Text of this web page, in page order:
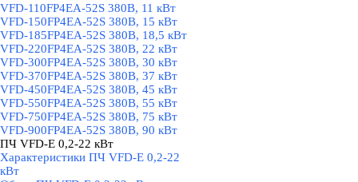
VFD-110FP4EA-52S 380В, 11 кВт
VFD-150FP4EA-52S 380В, 15 кВт
VFD-185FP4EA-52S 380В, 18,5 кВт
VFD-220FP4EA-52S 380В, 22 кВт
VFD-300FP4EA-52S 380В, 30 кВт
VFD-370FP4EA-52S 380В, 37 кВт
VFD-450FP4EA-52S 380В, 45 кВт
VFD-550FP4EA-52S 380В, 55 кВт
VFD-750FP4EA-52S 380В, 75 кВт
VFD-900FP4EA-52S 380В, 90 кВт
ПЧ VFD-E 0,2-22 кВт
Характеристики ПЧ VFD-E 0,2-22
кВт